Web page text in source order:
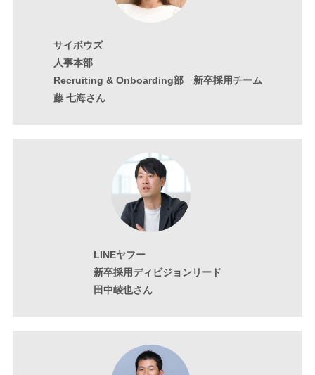
サイボウズ
人事本部
Recruiting & Onboarding部 新卒採用チーム
藤 七海さん
LINEヤフー
新卒採用ディビジョンリード
田中崚也さん